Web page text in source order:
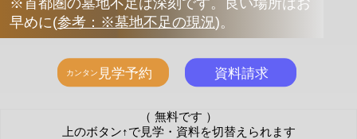
早めに(参考：※墓地不足の現況)。
（ 無料です ）
上のボタン↑で見学・資料を切替えられます